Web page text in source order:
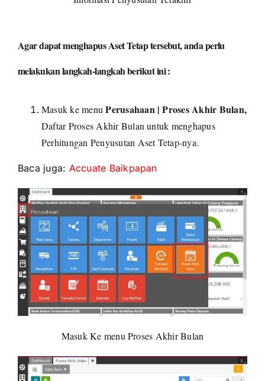
Agar dapat menghapus Aset Tetap tersebut, anda perlu
melakukan langkah-langkah berikut ini :
Masuk ke menuPerusahaan | Proses Akhir Bulan,
Daftar Proses Akhir Bulan untuk menghapus
Perhitungan Penyusutan Aset Tetap-nya.
Baca juga: Accuate Baikpapan
Masuk Ke menu Proses Akhir Bulan